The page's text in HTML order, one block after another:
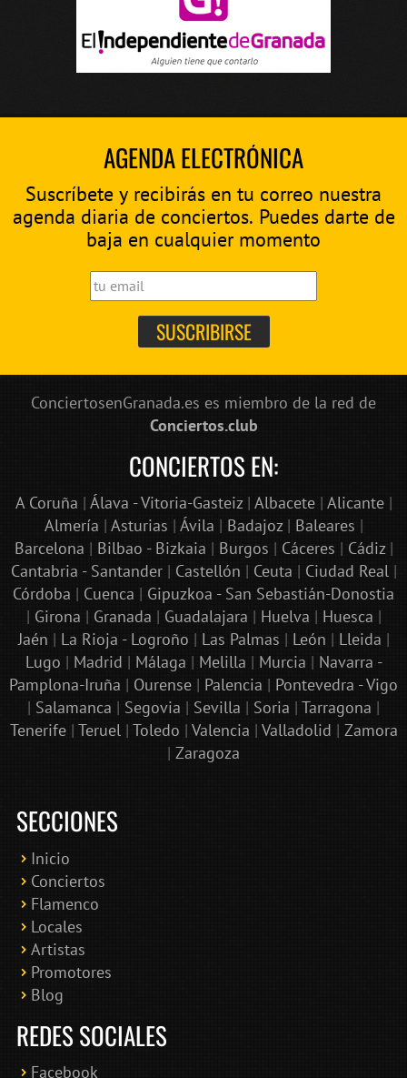
AGENDA ELECTRÓNICA
Suscríbete y recibirás en tu correo nuestra
agenda diaria de conciertos. Puedes darte de
baja en cualquier momento
ConciertosenGranada.es es miembro de la red de
Conciertos.club
CONCIERTOS EN:
A Coruña | Álava - Vitoria-Gasteiz| Albacete| Alicante|
Almería | Asturias | Ávila | Badajoz| Baleares |
Barcelona | Bilbao - Bizkaia | Burgos | Cáceres | Cádiz|
Cantabria - Santander| Castellón | Ceuta | Ciudad Real|
Córdoba | Cuenca | Gipuzkoa - San Sebastián-Donostia
| Girona | Granada | Guadalajara | Huelva | Huesca |
Jaén | La Rioja - Logroño | Las Palmas | León | Lleida |
Lugo | Madrid | Málaga | Melilla | Murcia | Navarra -
Pamplona-Iruña | Ourense | Palencia | Pontevedra - Vigo
| Salamanca | Segovia | Sevilla | Soria | Tarragona |
Tenerife| Teruel| Toledo | Valencia | Valladolid | Zamora
| Zaragoza
SECCIONES
Inicio
Conciertos
Flamenco
Locales
Artistas
Promotores
Blog
REDES SOCIALES
Facebook